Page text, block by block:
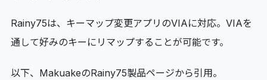
Rainy75は、キーマップ変更アプリのVIAに対応。VIAを
通して好みのキーにリマップすることが可能です。
以下、MakuakeのRainy75製品ページから引用。